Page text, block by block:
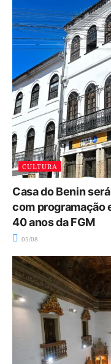
CULTURA
Casa do Benin
com programação
40 anos da FGM
05/08